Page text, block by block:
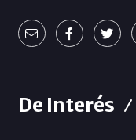
De Interés